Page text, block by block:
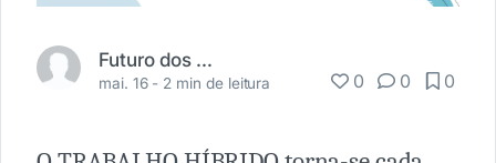
Futuro dos Negócios
mai. 16 - 2 min de leitura 0 0 0